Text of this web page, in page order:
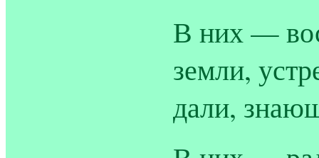
В них —
земли,
дали,